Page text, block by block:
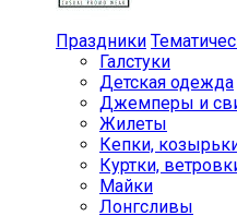
Праздники
Галстуки
Детская одежда
Джемперы и
Жилеты
Кепки,
Куртки,
Майки
Лонгсливы